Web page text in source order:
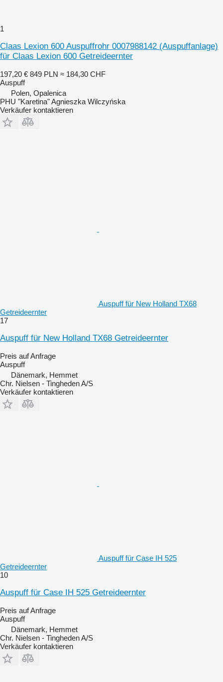
1
Claas Lexion 600 Auspuffrohr 0007988142 (Auspuffanlage)
für Claas Lexion 600 Getreideernter
197,20 € 849 PLN ≈ 184,30 CHF
Auspuff
Polen, Opalenica
PHU "Karetina" Agnieszka Wilczyńska
Verkäufer kontaktieren
Auspuff für New Holland TX68
Getreideernter
17
Auspuff für New Holland TX68 Getreideernter
Preis auf Anfrage
Auspuff
Dänemark, Hemmet
Chr. Nielsen - Tingheden A/S
Verkäufer kontaktieren
Auspuff für Case IH 525
Getreideernter
10
Auspuff für Case IH 525 Getreideernter
Preis auf Anfrage
Auspuff
Dänemark, Hemmet
Chr. Nielsen - Tingheden A/S
Verkäufer kontaktieren